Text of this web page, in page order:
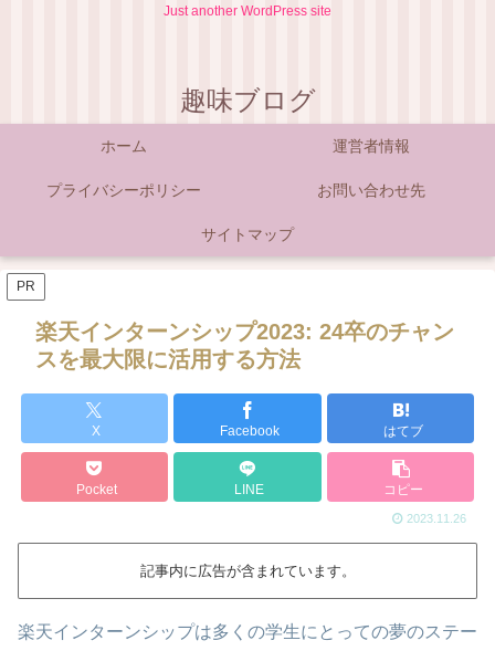
Just another WordPress site
趣味ブログ
ホーム 運営者情報
プライバシーポリシー お問い合わせ先
サイトマップ
PR
楽天インターンシップ2023: 24卒のチャン
スを最大限に活用する方法
X Facebook はてブ
Pocket LINE コピー
2023.11.26
記事内に広告が含まれています。
楽天インターンシップは多くの学生にとっての夢のステー